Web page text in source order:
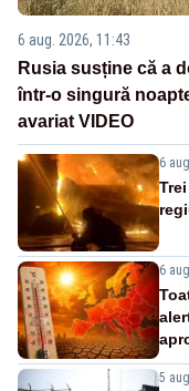
6 aug. 2026, 11:43
Rusia susține că a
într-o singură
avariat VIDEO
6
6
5